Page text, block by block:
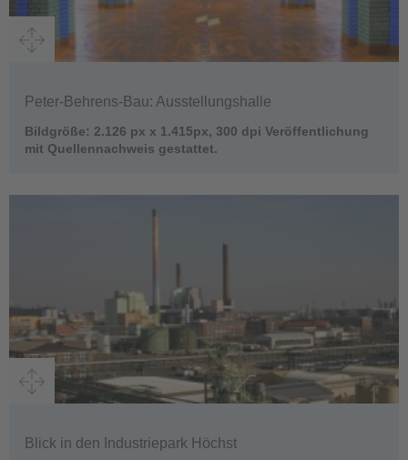
Peter-Behrens-Bau: Ausstellungshalle
Bildgröße: 2.126 px x 1.415px, 300 dpi Veröffentlichung
mit Quellennachweis gestattet.
Blick in den Industriepark Höchst